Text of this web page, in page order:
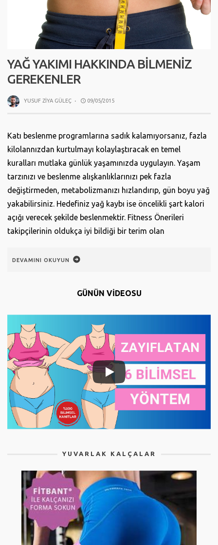
YAĞ YAKIMI HAKKINDA BILMENIZ
GEREKENLER
YUSUF ZIYA GÜLEÇ · 09/05/2015
Katı beslenme programlarına sadık kalamıyorsanız, fazla
kilolannızdan kurtulmayı kolaylaştıracak en temel
kuralları mutlaka günlük yaşamınızda uygulayın. Yaşam
tarzınızı ve beslenme alışkanlıklarınızı pek fazla
değiştirmeden, metabolizmanızı hızlandırıp, gün boyu yağ
yakabilirsiniz. Hedefiniz yağ kaybı ise öncelikli şart kalori
açığı verecek şekilde beslenmektir. Fitness Önerileri
takipçilerinin oldukça iyi bildiği bir terim olan
DEVAMINI OKUYUN
GÜNÜN VİDEOSU
YUVARLAK KALÇALAR